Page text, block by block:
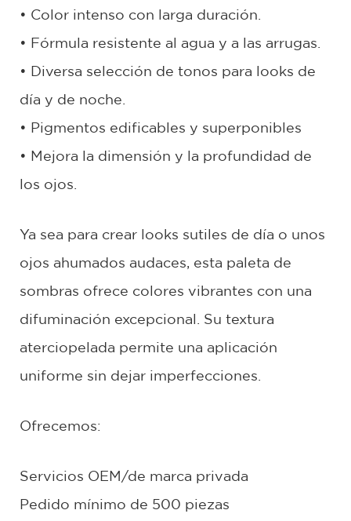
• Color intenso con larga duración.
• Fórmula resistente al agua y a las arrugas.
• Diversa selección de tonos para looks de
día y de noche.
• Pigmentos edificables y superponibles
• Mejora la dimensión y la profundidad de
los ojos.
Ya sea para crear looks sutiles de día o unos
ojos ahumados audaces, esta paleta de
sombras ofrece colores vibrantes con una
difuminación excepcional. Su textura
aterciopelada permite una aplicación
uniforme sin dejar imperfecciones.
Ofrecemos:
Servicios OEM/de marca privada
Pedido mínimo de 500 piezas